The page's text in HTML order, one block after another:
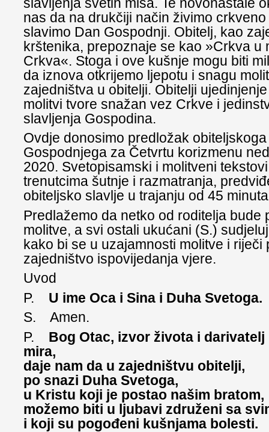
nas da na drukčiji način živimo
slavimo Dan Gospodnji. Obitelj, kao
krštenika, prepoznaje se kao »Crkva u
Crkva«. Stoga i ove kušnje mogu biti
da iznova otkrijemo ljepotu i snagu
zajedništva u obitelji. Obitelji
molitvi tvore snažan vez Crkve i
slavljenja Gospodina.
Ovdje donosimo predložak
Gospodnjega za Četvrtu korizmenu
2020. Svetopisamski i molitveni
trenutcima šutnje i razmatranja,
obiteljsko slavlje u trajanju od 45
Predlažemo da netko od roditelja bude
molitve, a svi ostali ukućani (S.)
kako bi se u uzajamnosti molitve i riječi
zajedništvo ispovijedanja vjere.
Uvod
P. U ime Oca i Sina i Duha Svetoga.
S. Amen.
P. Bog Otac, izvor života i
mira,
daje nam da u zajedništvu obitelji,
po snazi Duha Svetoga,
u Kristu koji je postao našim bratom,
možemo biti u ljubavi združeni sa
i koji su pogođeni kušnjama bolesti.